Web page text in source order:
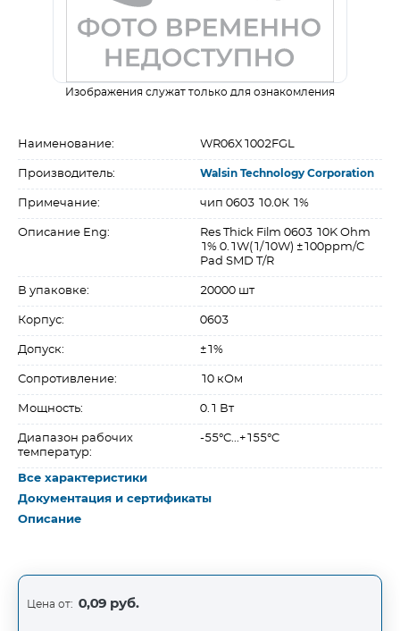
Изображения служат только для ознакомления
Наименование: WR06X1002FGL
Производитель: Walsin Technology Corporation
Примечание: чип 0603 10.0К 1%
Описание Eng:
Res Thick Film 0603 10K Ohm
1% 0.1W(1/10W) ±100ppm/C
Pad SMD T/R
В упаковке: 20000 шт
Корпус: 0603
Допуск: ±1%
Сопротивление: 10 кОм
Мощность: 0.1 Вт
Диапазон рабочих
температур:
-55°C...+155°C
Все характеристики
Документация и сертификаты
Описание
Цена от: 0,09 руб.